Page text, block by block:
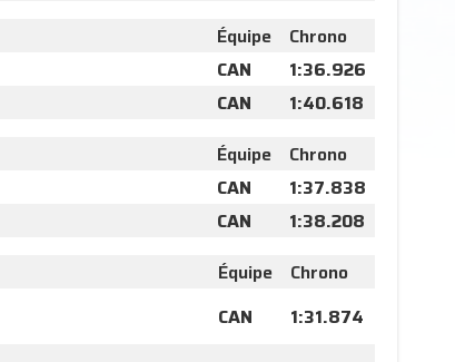
Équipe
Chrono
CAN
1:36.926
CAN
1:40.618
Équipe
Chrono
CAN
1:37.838
CAN
1:38.208
Équipe
Chrono
CAN
1:31.874